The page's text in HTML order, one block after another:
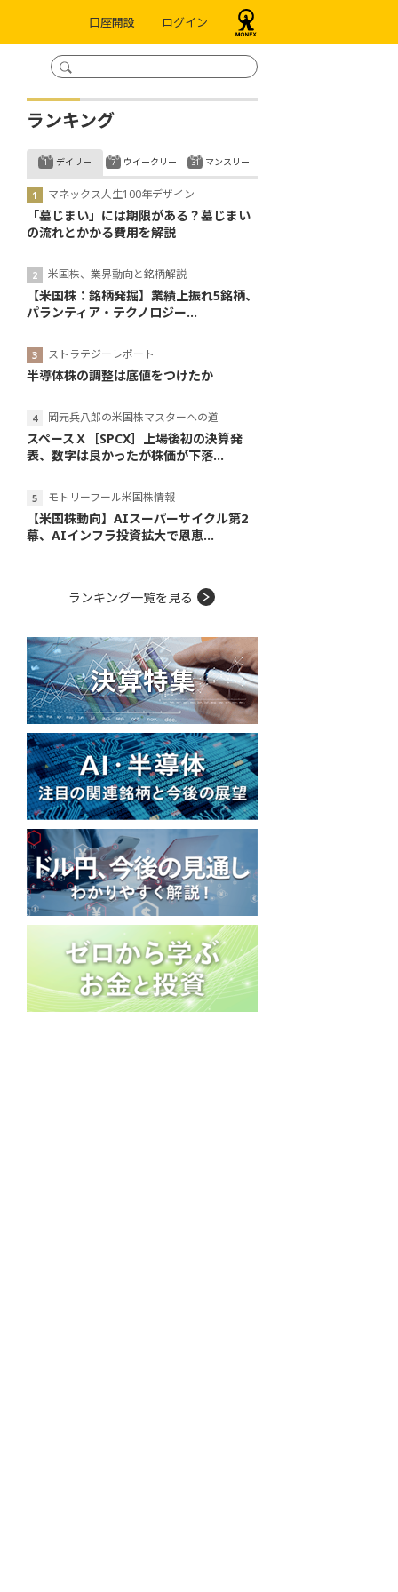
口座開設 ログイン
ランキング
デイリー
マネックス人生100年デザイン
「墓じまい」には期限がある？墓じまい
の流れとかかる費用を解説
米国株、業界動向と銘柄解説
【米国株：銘柄発掘】業績上振れ5銘柄、
パランティア・テクノロジー...
ストラテジーレポート
半導体株の調整は底値をつけたか
岡元兵八郎の米国株マスターへの道
スペースＸ［SPCX］上場後初の決算発
表、数字は良かったが株価が下落...
モトリーフール米国株情報
【米国株動向】AIスーパーサイクル第2
幕、AIインフラ投資拡大で恩恵...
ウイークリー マンスリー
ランキング一覧を見る